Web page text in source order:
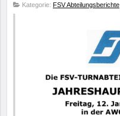
Kategorie: FSV Abteilungsberichte